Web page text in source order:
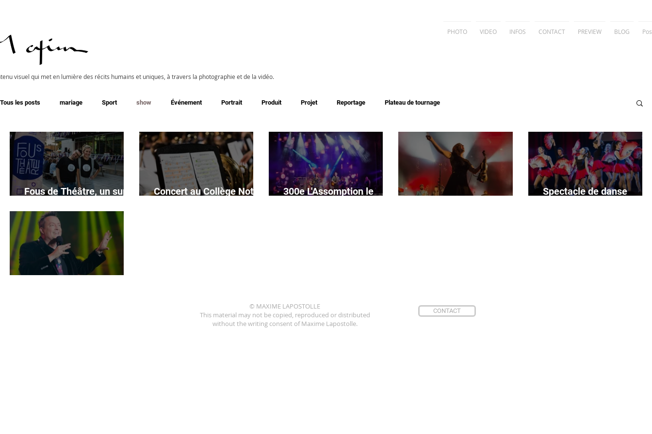
PHOTO VIDEO INFOS CONTACT PREVIEW BLOG
visuel qui met en lumière des récits humains et uniques, à travers la photographie et de la vidéo.
Tous les posts mariage Sport show Événement Portrait Produit Projet Reportage Plateau de tournage
Fous de Théâtre, un super
Concert au Collège Notre-
300e L'Assomption le
Spectacle de danse
© MAXIME LAPOSTOLLE
This material may not be copied, reproduced or distributed
without the writing consent of Maxime Lapostolle.
CONTACT